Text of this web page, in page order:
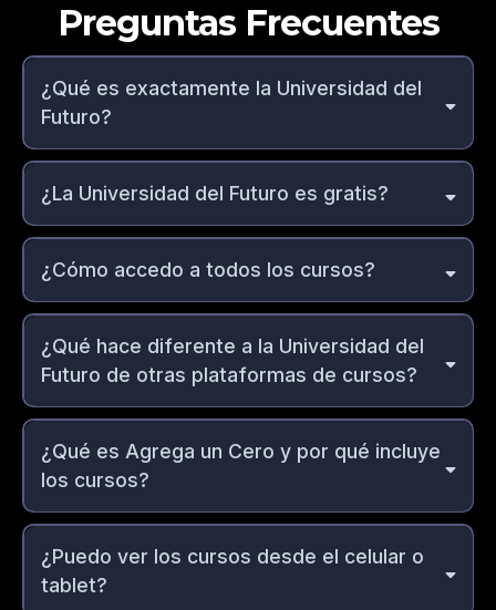
Preguntas Frecuentes
¿Qué es exactamente la Universidad del
Futuro?
¿La Universidad del Futuro es gratis?
Agrega un Cero,
¿Cómo accedo a todos los cursos?
Acceso total inmediato
(Esto te permite aprender e implementar sin abrumarte.)
¿Qué hace diferente a la Universidad del
Futuro de otras plataformas de cursos?
¿Qué es Agrega un Cero y por qué incluye
los cursos?
Agrega un Cero
¿Puedo ver los cursos desde el celular o
tablet?